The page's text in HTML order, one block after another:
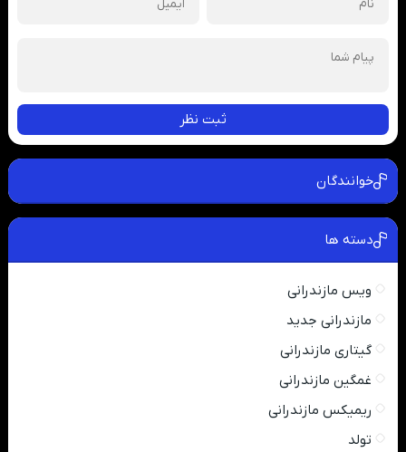
ثبت نظر
خوانندگان
دسته ها
ویس مازندرانی
مازندرانی جدید
گیتاری مازندرانی
غمگین مازندرانی
ریمیکس مازندرانی
تولد